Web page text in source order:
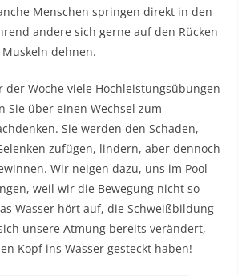
Menschen springen direkt in den
andere sich gerne auf den Rücken
dehnen.
der Woche viele Hochleistungsübungen
Sie über einen Wechsel zum
Sie werden den Schaden,
zufügen, lindern, aber dennoch
Wir neigen dazu, uns im Pool
weil wir die Bewegung nicht so
Wasser hört auf, die Schweißbildung
unsere Atmung bereits verändert,
Kopf ins Wasser gesteckt haben!